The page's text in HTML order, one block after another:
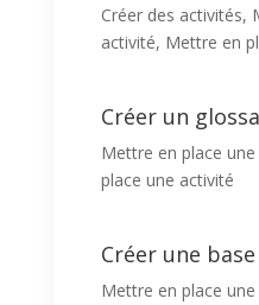
Créer des activités,
activité, Mettre en
Créer un
Mettre en place
place une activité
Créer une
Mettre en place